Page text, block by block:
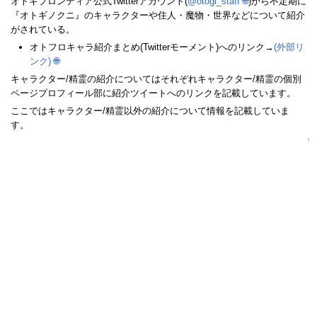
『オトギノクニ』のキャラクターや住人・魔物・世界などについて紹介
がされている。
オトフロキャラ紹介まとめ(Twitterモーメント)へのリンク→(外部リ
ンク) 🌐
キャラクター/精霊の紹介についてはそれぞれキャラクター/精霊の個別
ページプロフィール部に紹介ツイートへのリンクを記載しています。
ここではキャラクター/精霊以外の紹介について情報を記載していま
す。
↑